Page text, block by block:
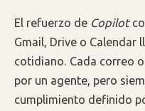
El refuerzo de Copilot
Gmail, Drive o Calendar
cotidiano. Cada correo
por un agente, pero
cumplimiento definido